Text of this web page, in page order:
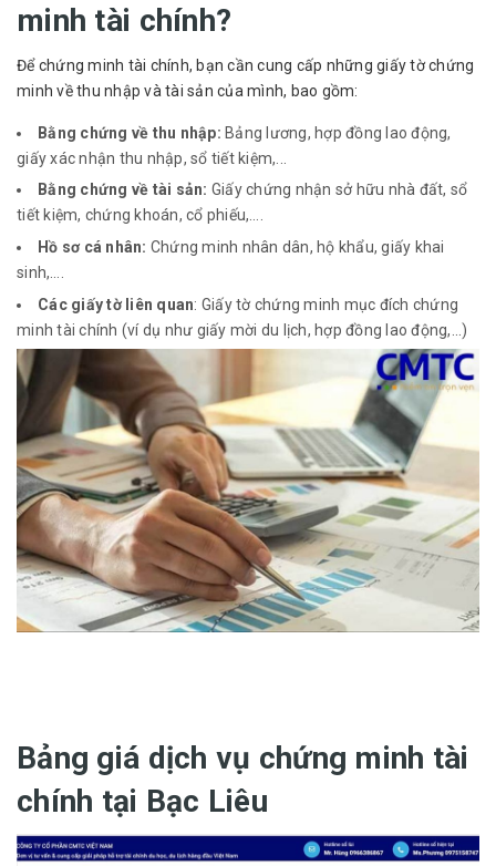
minh tài chính?
Để chứng minh tài chính, bạn cần cung cấp những giấy tờ chứng
minh về thu nhập và tài sản của mình, bao gồm:
Bằng chứng về thu nhập: Bảng lương, hợp đồng lao động,
giấy xác nhận thu nhập, sổ tiết kiệm,...
Bằng chứng về tài sản: Giấy chứng nhận sở hữu nhà đất, sổ
tiết kiệm, chứng khoán, cổ phiếu,….
Hồ sơ cá nhân: Chứng minh nhân dân, hộ khẩu, giấy khai
sinh,….
Các giấy tờ liên quan: Giấy tờ chứng minh mục đích chứng
minh tài chính (ví dụ như giấy mời du lịch, hợp đồng lao động,...)
Bảng giá dịch vụ chứng minh tài
chính tại Bạc Liêu